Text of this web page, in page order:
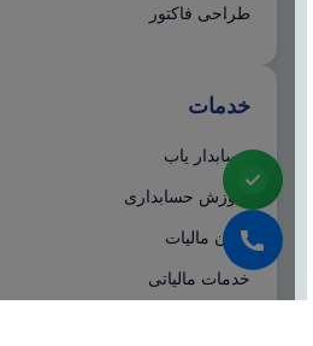
طراحی فاکتور
خدمات
حسابدار یاب
آموزش حسابداری
ایران مالیات
خدمات مالیاتی